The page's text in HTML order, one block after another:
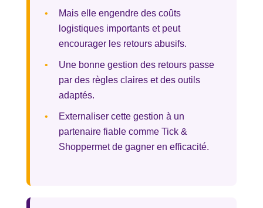
•
Mais elle engendre des coûts
logistiques importants et peut
encourager les retours abusifs.
•
Une bonne gestion des retours passe
par des règles claires et des outils
adaptés.
•
Externaliser cette gestion à un
partenaire fiable comme Tick &
Shoppermet de gagner en efficacité.